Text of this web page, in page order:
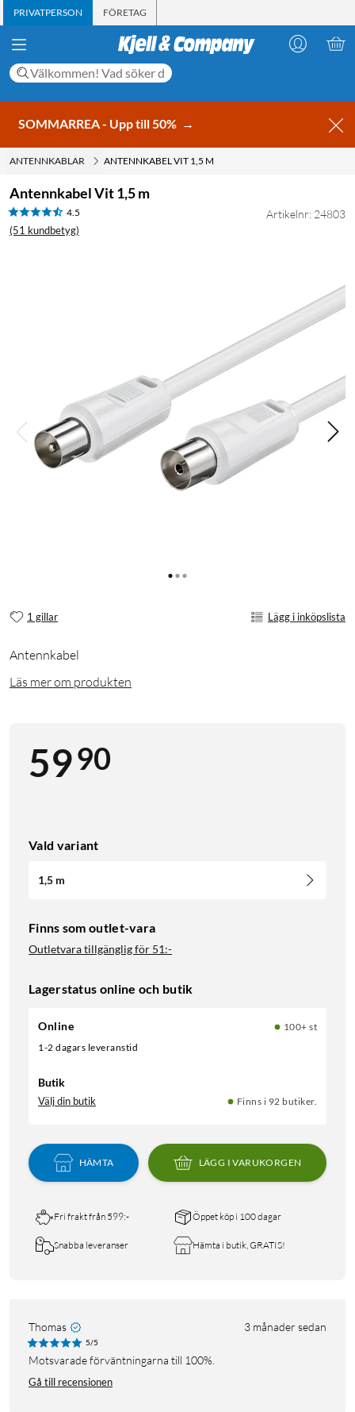
PRIVATPERSON FÖRETAG
SOMMARREA - Upp till 50% →
ANTENNKABLAR ANTENNKABEL VIT 1,5 M
Antennkabel Vit 1,5 m
4.5
(51 kundbetyg)
Artikelnr: 24803
1 gillar Lägg i inköpslista
Antennkabel
Läs mer om produkten
5990
Vald variant
1,5 m
Finns som outlet-vara
Outletvara tillgänglig för 51:-
Lagerstatus online och butik
Online
100+ st
1-2 dagars leveranstid
Butik
Välj din butik Finns i 92 butiker.
HÄMTA LÄGG I VARUKORGEN
Fri frakt från 599:- Öppet köp i 100 dagar
Snabba leveranser Hämta i butik, GRATIS!
Thomas 3 månader sedan
5/5
Motsvarade förväntningarna till 100%.
Gå till recensionen